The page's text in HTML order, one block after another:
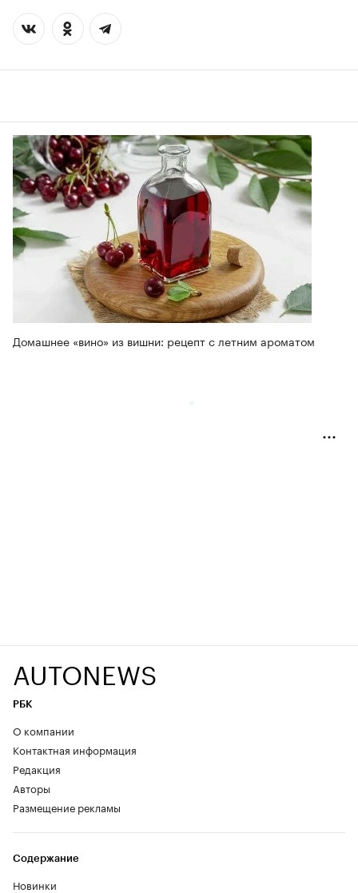
Домашнее «вино» из вишни: рецепт с летним ароматом
AUTONEWS
РБК
О компании
Контактная информация
Редакция
Авторы
Размещение рекламы
Содержание
Новинки